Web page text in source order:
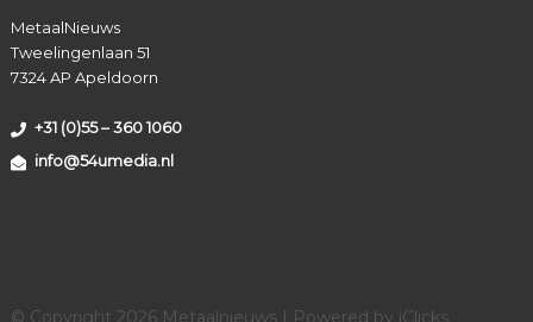
MetaalNieuws
Tweelingenlaan 51
7324 AP Apeldoorn
+31 (0)55 – 360 1060
info@54umedia.nl
© Copyright 2026 Metaalnieuws | Powered by iClicks